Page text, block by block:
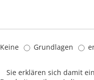
Keine Grundlagen
Sie erklären sich damit